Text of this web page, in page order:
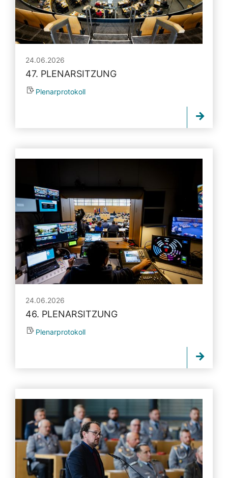
24.06.2026
47. PLENARSITZUNG
Plenarprotokoll
24.06.2026
46. PLENARSITZUNG
Plenarprotokoll